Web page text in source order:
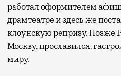
работал оформителем
драмтеатре и здесь же
клоунскую репризу. Позже
Москву, прославился,
миру.